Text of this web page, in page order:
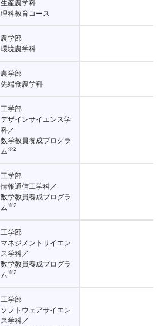
生産農学科
理科教育コース
農学部
環境農学科
農学部
先端食農学科
工学部
デザインサイエンス学
科／
数学教員養成プログラ
ム※2
工学部
情報通信工学科／
数学教員養成プログラ
ム※2
工学部
マネジメントサイエン
ス学科／
数学教員養成プログラ
ム※2
工学部
ソフトウェアサイエン
ス学科／